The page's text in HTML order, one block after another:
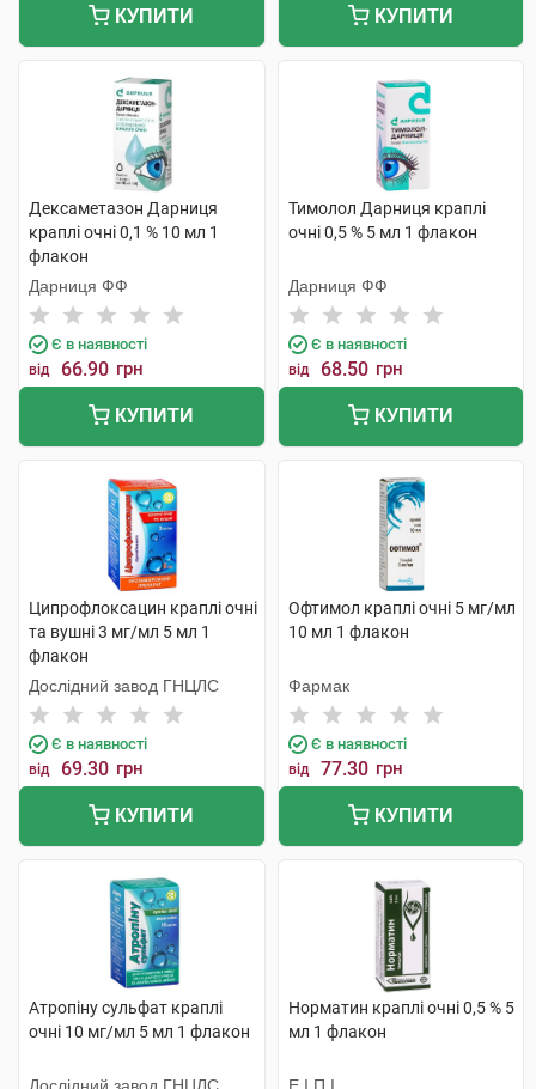
КУПИТИ КУПИТИ
Дексаметазон Дарниця
краплі очні 0,1 % 10 мл 1
флакон
Дарниця ФФ
Є в наявності
від 66.90 грн
КУПИТИ
Тимолол Дарниця краплі
очні 0,5 % 5 мл 1 флакон
Дарниця ФФ
Є в наявності
від 68.50 грн
КУПИТИ
Ципрофлоксацин краплі очні
та вушні 3 мг/мл 5 мл 1
флакон
Дослідний завод ГНЦЛС
Є в наявності
від 69.30 грн
КУПИТИ
Офтимол краплі очні 5 мг/мл
10 мл 1 флакон
Фармак
Є в наявності
від 77.30 грн
КУПИТИ
Атропіну сульфат краплі
очні 10 мг/мл 5 мл 1 флакон
Норматин краплі очні 0,5 % 5
мл 1 флакон